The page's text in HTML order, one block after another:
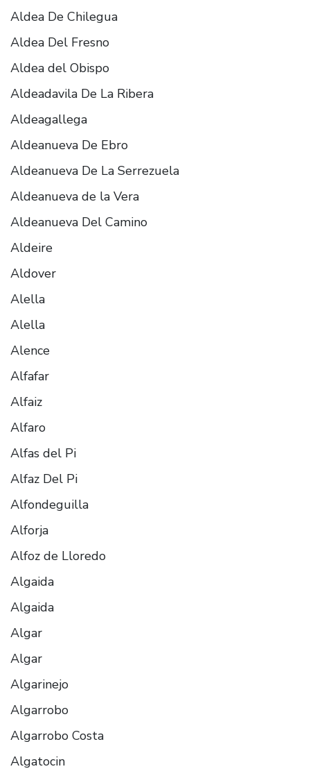
Aldea De Chilegua
Aldea Del Fresno
Aldea del Obispo
Aldeadavila De La Ribera
Aldeagallega
Aldeanueva De Ebro
Aldeanueva De La Serrezuela
Aldeanueva de la Vera
Aldeanueva Del Camino
Aldeire
Aldover
Alella
Alella
Alence
Alfafar
Alfaiz
Alfaro
Alfas del Pi
Alfaz Del Pi
Alfondeguilla
Alforja
Alfoz de Lloredo
Algaida
Algaida
Algar
Algar
Algarinejo
Algarrobo
Algarrobo Costa
Algatocin